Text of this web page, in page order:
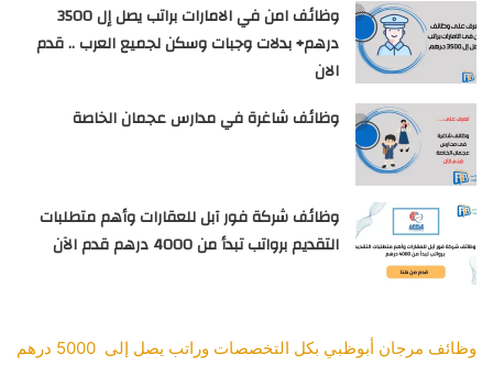
وظائف امن في الامارات براتب يصل إل 3500
درهم+ بدلات وجبات وسكن لجميع العرب .. قدم
الان
وظائف شاغرة في مدارس عجمان الخاصة
وظائف شركة فور آبل للعقارات وأهم متطلبات
التقديم برواتب تبدأ من 4000 درهم قدم الآن
وظائف مرجان أبوظبي بكل التخصصات وراتب يصل إلى 5000 درهم